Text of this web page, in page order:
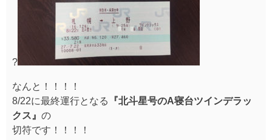
?
なんと！！！！
8/22に最終運行となる
『北斗星号のA寝台ツインデラッ
クス』 の
切符です！！！！